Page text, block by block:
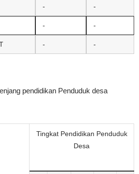
- -
- -
- -
pendidikan Penduduk desa
Tingkat Pendidikan Penduduk
Desa